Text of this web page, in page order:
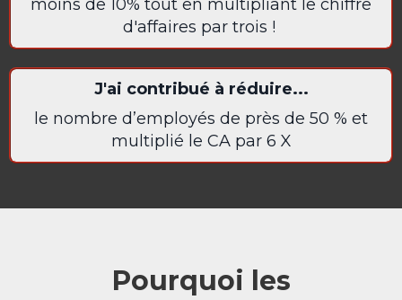
moins de 10% tout en multipliant le chiffre
d'affaires par trois !
J'ai contribué à réduire...
le nombre d’employés de près de 50 % et
multiplié le CA par 6 X
Pourquoi les